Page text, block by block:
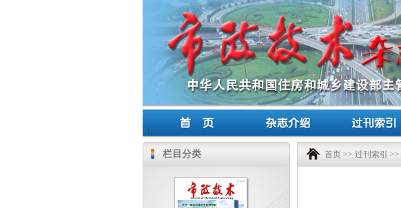
栏目分类 首页 >> 过刊索引 >>